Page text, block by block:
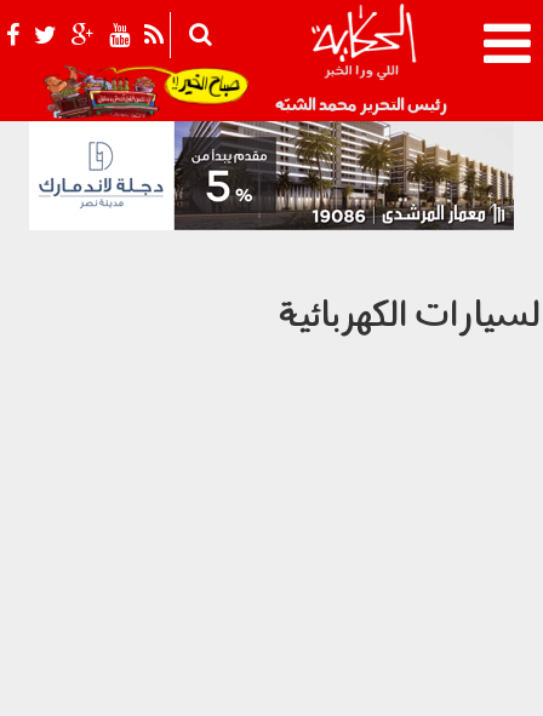
رئيس التحرير محمد الشبّه 021_2.png
الكهربائية